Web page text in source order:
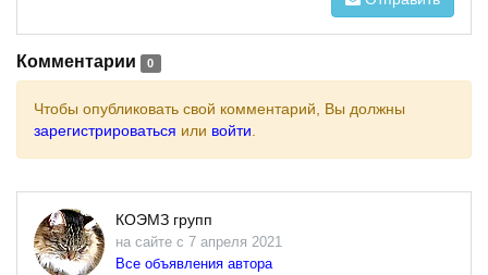
Комментарии 0
Чтобы опубликовать свой комментарий, Вы должны
зарегистрироваться или войти
КОЭМЗ групп
на сайте с 7 апреля 2021
Все объявления автора